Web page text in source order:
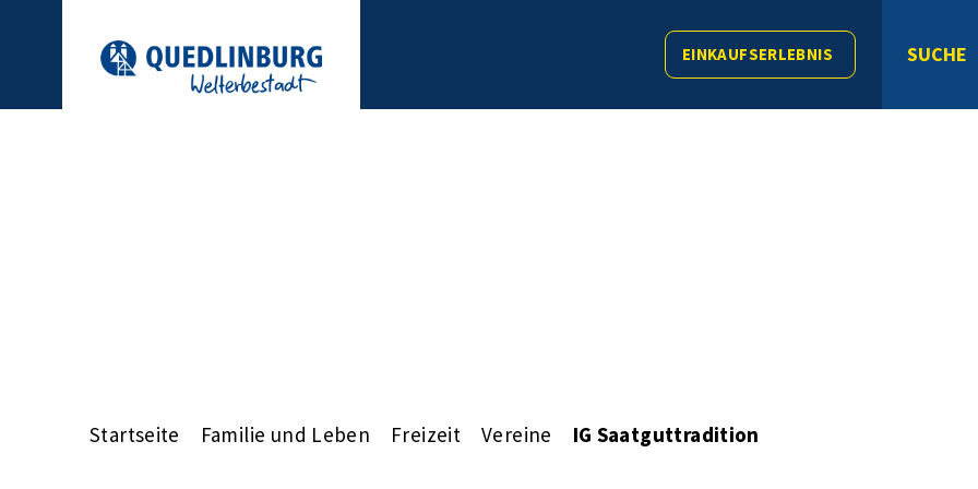
EINKAUFSERLEBNIS SUCHE
Startseite Familie und Leben Freizeit Vereine IG Saatguttradition